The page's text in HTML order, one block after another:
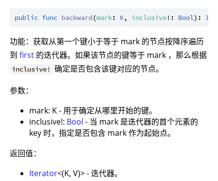
public func backward(mark: K, inclusive!: Bool):
功能：获取从第一个键小于等于 mark 的节点按降序遍历
到 first 的迭代器。如果该节点的键等于 mark ，那么根据
inclusive! 确定是否包含该键对应的节点。
参数：
mark: K - 用于确定从哪里开始的键。
inclusive!: Bool - 当 mark 是迭代器的首个元素的
key 时，指定是否包含 mark 作为起始点。
返回值：
Iterator<(K, V)> - 迭代器。